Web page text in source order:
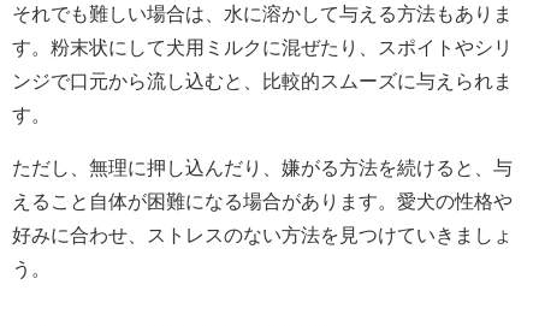
それでも難しい場合は、水に溶かして与える方法もありま
す。粉末状にして犬用ミルクに混ぜたり、スポイトやシリ
ンジで口元から流し込むと、比較的スムーズに与えられま
す。
ただし、無理に押し込んだり、嫌がる方法を続けると、与
えること自体が困難になる場合があります。愛犬の性格や
好みに合わせ、ストレスのない方法を見つけていきましょ
う。